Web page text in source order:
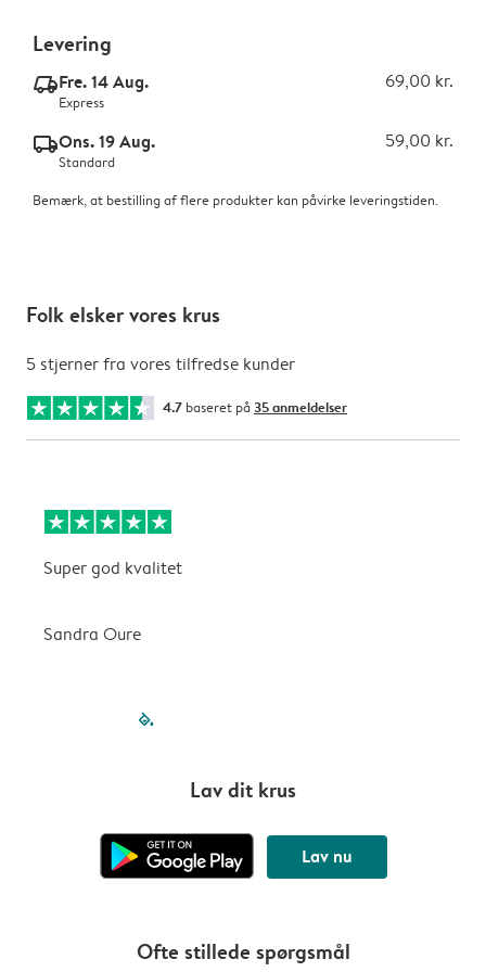
Levering
delivery_express_v2Fre. 14 Aug. 69,00 kr.
Express
delivery_standard_v2Ons. 19 Aug. 59,00 kr.
Standard
Bemærk, at bestilling af flere produkter kan påvirke leveringstiden.
Folk elsker vores krus
5 stjerner fra vores tilfredse kunder
4.7 baseret på 35 anmeldelser
Super god kvalitet
Sandra Oure
filled-pagination
Lav dit krus
Lav nu
Ofte stillede spørgsmål